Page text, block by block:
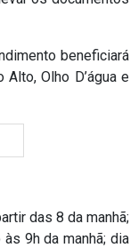
beneficiará
Olho D’água e
das 8 da manhã;
9h da manhã; dia